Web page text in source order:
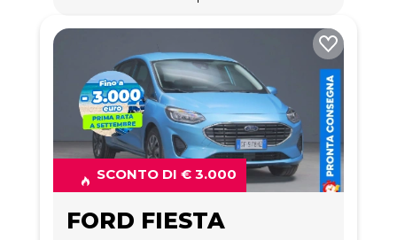
SCONTO DI € 3.000
FORD FIESTA